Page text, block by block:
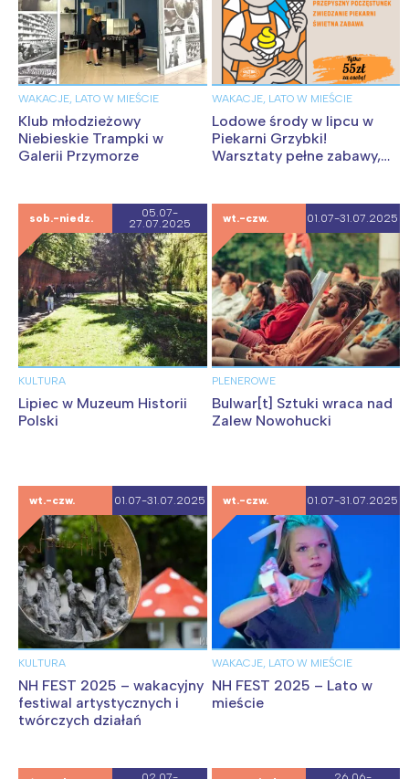
WAKACJE, LATO W MIEŚCIE
Klub młodzieżowy
Niebieskie Trampki w
Galerii Przymorze
WAKACJE, LATO W MIEŚCIE
Lodowe środy w lipcu w
Piekarni Grzybki!
Warsztaty pełne zabawy,
sob.-niedz.
05.07-
27.07.2025
KULTURA
Lipiec w Muzeum Historii
Polski
wt.-czw. 01.07-31.07.2025
PLENEROWE
Bulwar[t] Sztuki wraca nad
Zalew Nowohucki
wt.-czw. 01.07-31.07.2025
KULTURA
NH FEST 2025 – wakacyjny
festiwal artystycznych i
twórczych działań
wt.-czw. 01.07-31.07.2025
WAKACJE, LATO W MIEŚCIE
NH FEST 2025 – Lato w
mieście